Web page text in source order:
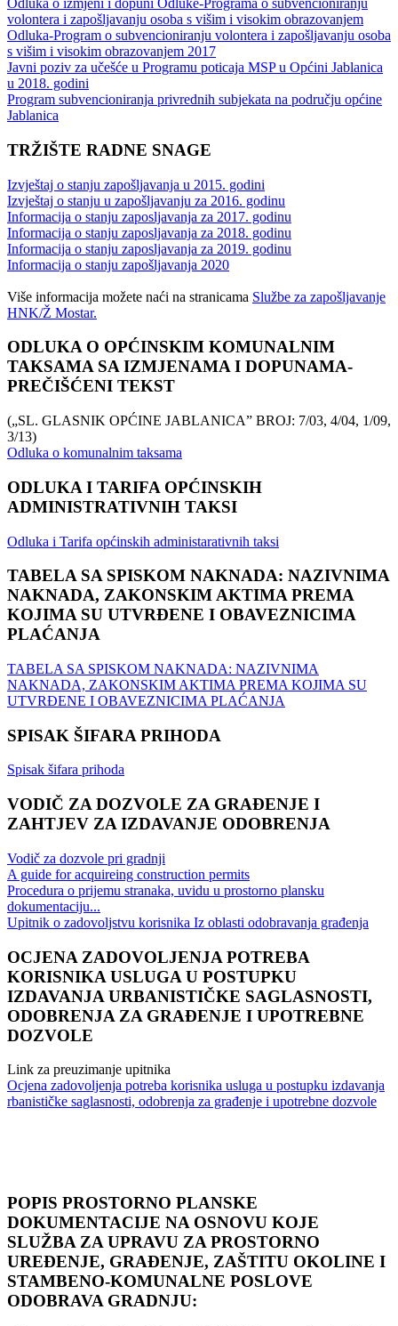
Odluka o izmjeni i dopuni Odluke-Programa o subvencioniranju
volontera i zapošljavanju osoba s višim i visokim obrazovanjem
Odluka-Program o subvencioniranju volontera i zapošljavanju osoba
s višim i visokim obrazovanjem 2017
Javni poziv za učešće u Programu poticaja MSP u Općini Jablanica
u 2018. godini
Program subvencioniranja privrednih subjekata na području općine
Jablanica
TRŽIŠTE RADNE SNAGE
Izvještaj o stanju zapošljavanja u 2015. godini
Izvještaj o stanju u zapošljavanju za 2016. godinu
Informacija o stanju zaposljavanja za 2017. godinu
Informacija o stanju zaposljavanja za 2018. godinu
Informacija o stanju zaposljavanja za 2019. godinu
Informacija o stanju zapošljavanja 2020
Više informacija možete naći na stranicama Službe za zapošljavanje
HNK/Ž Mostar.
ODLUKA O OPĆINSKIM KOMUNALNIM
TAKSAMA SA IZMJENAMA I DOPUNAMA-
PREČIŠĆENI TEKST
(„SL. GLASNIK OPĆINE JABLANICA” BROJ: 7/03, 4/04, 1/09,
3/13)
Odluka o komunalnim taksama
ODLUKA I TARIFA OPĆINSKIH
ADMINISTRATIVNIH TAKSI
Odluka i Tarifa općinskih administarativnih taksi
TABELA SA SPISKOM NAKNADA: NAZIVNIMA
NAKNADA, ZAKONSKIM AKTIMA PREMA
KOJIMA SU UTVRĐENE I OBAVEZNICIMA
PLAĆANJA
TABELA SA SPISKOM NAKNADA: NAZIVNIMA
NAKNADA, ZAKONSKIM AKTIMA PREMA KOJIMA SU
UTVRĐENE I OBAVEZNICIMA PLAĆANJA
SPISAK ŠIFARA PRIHODA
Spisak šifara prihoda
VODIČ ZA DOZVOLE ZA GRAĐENJE I
ZAHTJEV ZA IZDAVANJE ODOBRENJA
Vodič za dozvole pri gradnji
A guide for acquireing construction permits
Procedura o prijemu stranaka, uvidu u prostorno plansku
dokumentaciju...
Upitnik o zadovoljstvu korisnika Iz oblasti odobravanja građenja
OCJENA ZADOVOLJENJA POTREBA
KORISNIKA USLUGA U POSTUPKU
IZDAVANJA URBANISTIČKE SAGLASNOSTI,
ODOBRENJA ZA GRAĐENJE I UPOTREBNE
DOZVOLE
Link za preuzimanje upitnika
Ocjena zadovoljenja potreba korisnika usluga u postupku izdavanja
rbanističke saglasnosti, odobrenja za građenje i upotrebne dozvole
POPIS PROSTORNO PLANSKE
DOKUMENTACIJE NA OSNOVU KOJE
SLUŽBA ZA UPRAVU ZA PROSTORNO
UREĐENJE, GRAĐENJE, ZAŠTITU OKOLINE I
STAMBENO-KOMUNALNE POSLOVE
ODOBRAVA GRADNJU: